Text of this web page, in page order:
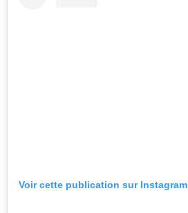
Voir cette publication sur Instagram